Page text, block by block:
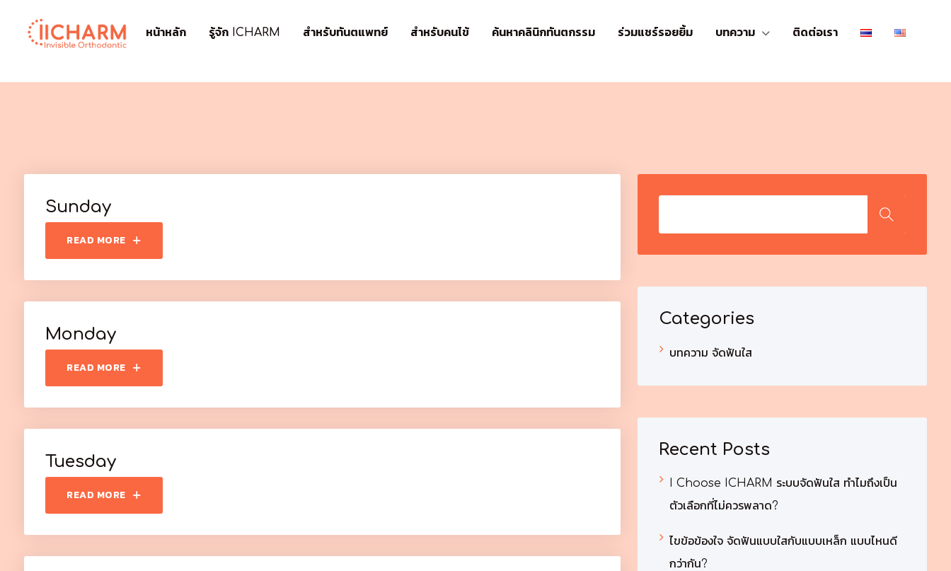
หน้าหลัก รู้จัก ICHARM สำหรับทันตแพทย์ สำหรับคนไข้​ ค้นหาคลินิกทันตกรรม ร่วมแชร์รอยยิ้ม บทความ ติดต่อเรา
Sunday
READ MORE
Monday
READ MORE
Tuesday
READ MORE
Categories
บทความ จัดฟันใส
Recent Posts
I Choose ICHARM ระบบจัดฟันใส ทำไมถึงเป็น
ตัวเลือกที่ไม่ควรพลาด?
ไขข้อข้องใจ จัดฟันแบบใสกับแบบเหล็ก แบบไหนดี
กว่ากัน?